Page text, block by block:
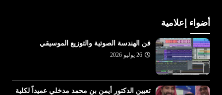
أضواء إعلامية
فن الهندسة الصوتية والتوزيع الموسيقي
26 يوليو 2026
تعيين الدكتور أيمن بن محمد مدخلي عميداً لكلية